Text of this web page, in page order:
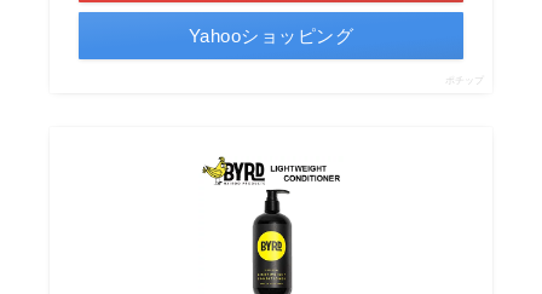
Yahooショッピング
ポチップ